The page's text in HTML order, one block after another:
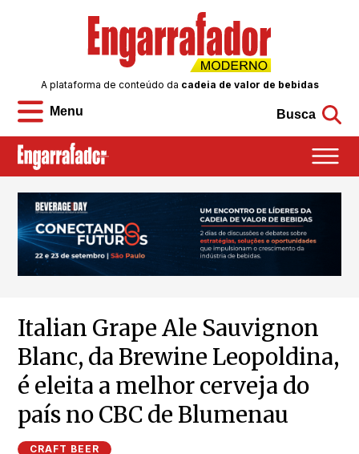
Menu
A plataforma de conteúdo da cadeia de valor de bebidas
Busca
Italian Grape Ale Sauvignon
Blanc, da Brewine Leopoldina,
é eleita a melhor cerveja do
país no CBC de Blumenau
CRAFT BEER